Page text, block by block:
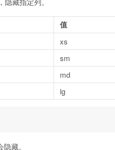
值
xs
sm
md
lg
藏。